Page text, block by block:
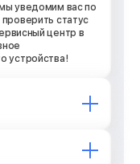
уведомим вас по
статус
центр в
устройства!